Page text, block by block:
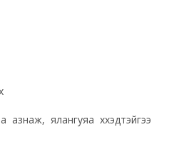
ялангуяа хүүхэдтэйгээ